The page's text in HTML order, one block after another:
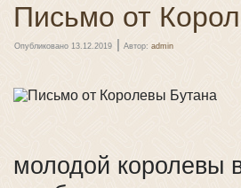
Письмо от
Опубликовано 13.12.2019 | Автор: admin
молодой королевы